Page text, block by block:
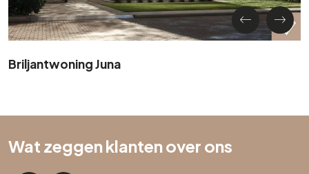
Briljantwoning Juna
Wat zeggen klanten over ons